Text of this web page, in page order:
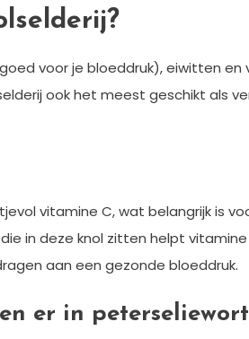
voor je bloeddruk), eiwitten en
ook het meest geschikt als
vitamine C, wat belangrijk is
in deze knol zitten helpt
aan een gezonde bloeddruk.
er in